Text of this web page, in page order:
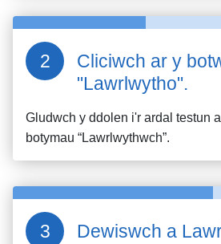
Cliciwch ar y
"Lawrlwytho".
Gludwch y ddolen i'r ardal testun
botymau “Lawrlwythwch”.
Dewiswch a